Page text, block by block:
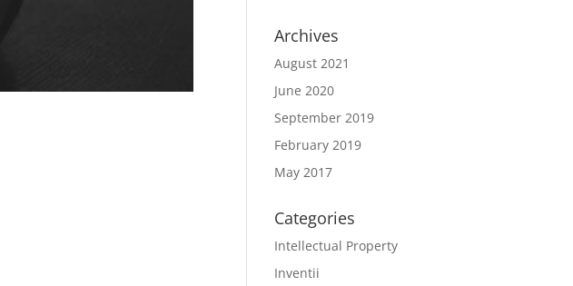
Archives
August 2021
June 2020
September 2019
February 2019
May 2017
Categories
Intellectual Property
Inventii